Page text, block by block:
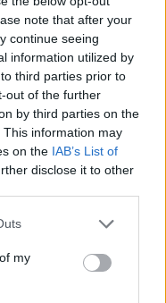
note that after your
continue seeing
information utilized by
third parties prior to
out of the further
by third parties on the
This information may
on the IAB’s List of
disclose it to other
one or more Google
You may click to
third-party tags to
in below Google
my